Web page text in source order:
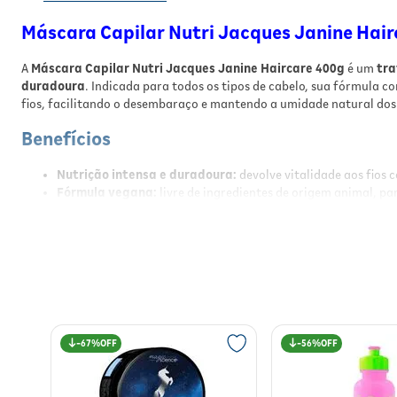
Máscara Capilar Nutri Jacques Janine
A Máscara Capilar Nutri Jacques Janine Haircare 400g é um
duradoura. Indicada para todos os tipos de cabelo, sua fórmula
fios, facilitando o desembaraço e mantendo a umidade natural
Benefícios
Nutrição intensa e duradoura: devolve vitalidade aos fios
Fórmula vegana:
Com o uso regular, os cabelos ficam nutridos, alinhadose com
sedosos desde a primeira aplicação.
Modo de Usar
67% 56%